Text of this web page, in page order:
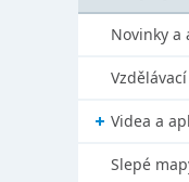
Novinky a
Videa a
Slepé